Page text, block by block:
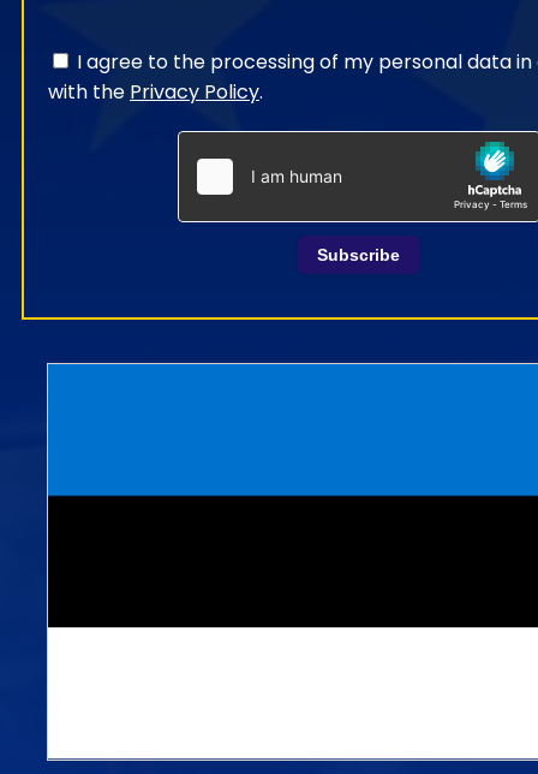
I agree to the processing of my personal data
with the Privacy Policy.
Subscribe